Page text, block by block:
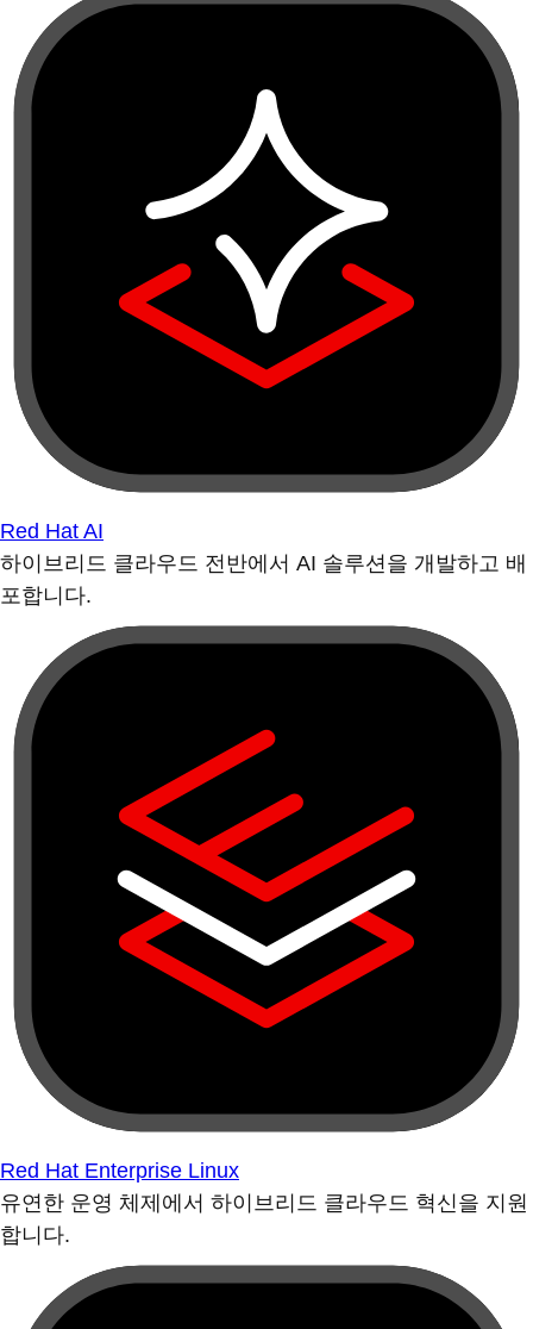
Red Hat AI
하이브리드 클라우드 전반에서 AI 솔루션을 개발하고 배
포합니다.
Red Hat Enterprise Linux
유연한 운영 체제에서 하이브리드 클라우드 혁신을 지원
합니다.